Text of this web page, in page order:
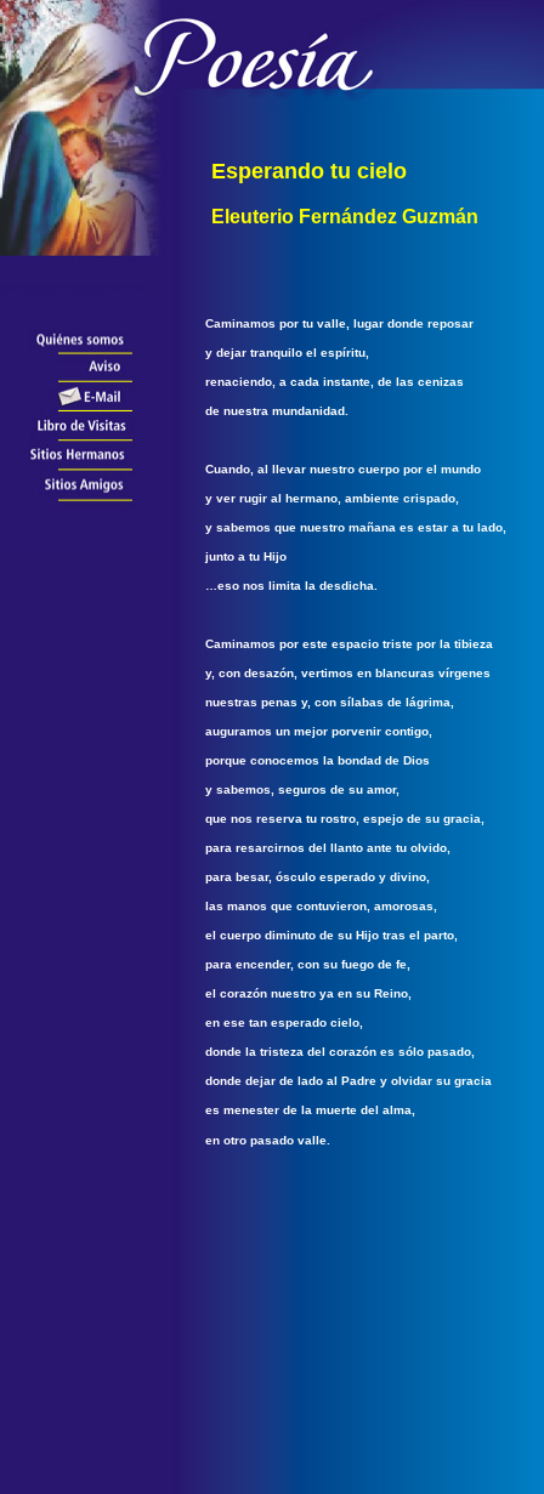
Esperando tu cielo
Eleuterio Fernández Guzmán
Caminamos por tu valle, lugar donde reposar
y dejar tranquilo el espíritu,
renaciendo, a cada instante, de las cenizas
de nuestra mundanidad.
Cuando, al llevar nuestro cuerpo por el mundo
y ver rugir al hermano, ambiente crispado,
y sabemos que nuestro mañana es estar a tu lado,
junto a tu Hijo
…eso nos limita la desdicha.
Caminamos por este espacio triste por la tibieza
y, con desazón, vertimos en blancuras vírgenes
nuestras penas y, con sílabas de lágrima,
auguramos un mejor porvenir contigo,
porque conocemos la bondad de Dios
y sabemos, seguros de su amor,
que nos reserva tu rostro, espejo de su gracia,
para resarcirnos del llanto ante tu olvido,
para besar, ósculo esperado y divino,
las manos que contuvieron, amorosas,
el cuerpo diminuto de su Hijo tras el parto,
para encender, con su fuego de fe,
el corazón nuestro ya en su Reino,
en ese tan esperado cielo,
donde la tristeza del corazón es sólo pasado,
donde dejar de lado al Padre y olvidar su gracia
es menester de la muerte del alma,
en otro pasado valle.